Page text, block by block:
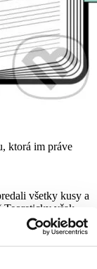
ktorá im práve
všetky kusy a
Teoreticky však
ktoré ešte